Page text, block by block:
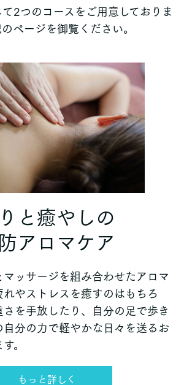
2つのコースをご用意しておりま
ページを御覧ください。
と癒やしの
アロマケア
マッサージを組み合わせたアロマ
れやストレスを癒すのはもちろ
さを手放したり、自分の足で歩き
自分の力で軽やかな日々を送るお
。
もっと詳しく